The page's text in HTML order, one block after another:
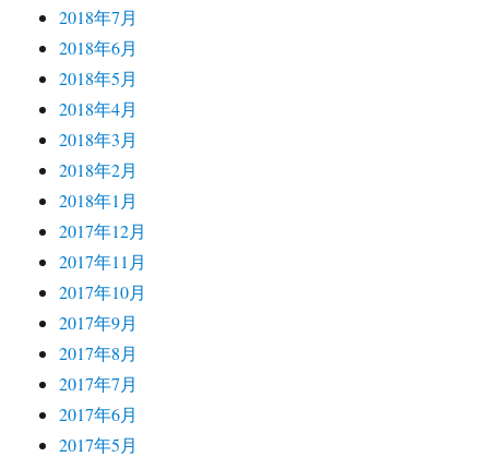
2018年7月
2018年6月
2018年5月
2018年4月
2018年3月
2018年2月
2018年1月
2017年12月
2017年11月
2017年10月
2017年9月
2017年8月
2017年7月
2017年6月
2017年5月